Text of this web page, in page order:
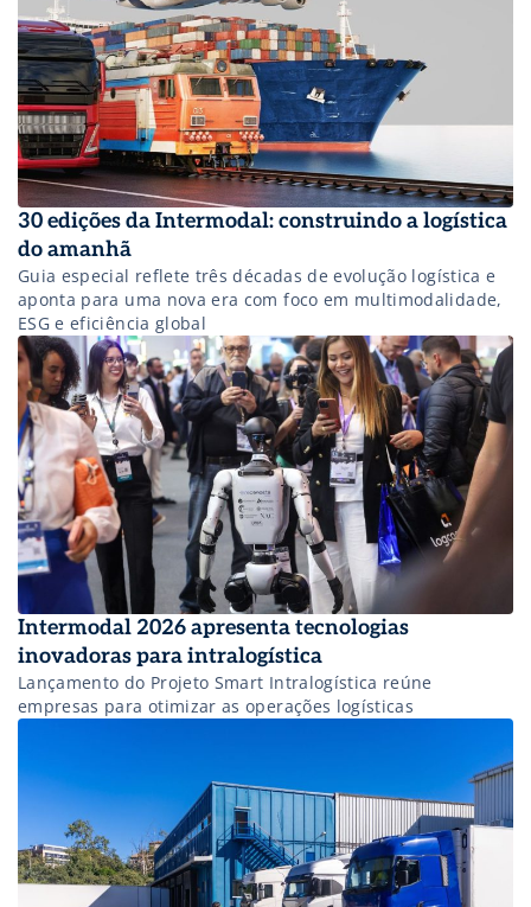
30 edições da Intermodal: construindo a logística
do amanhã
Guia especial reflete três décadas de evolução logística e
aponta para uma nova era com foco em multimodalidade,
ESG e eficiência global
Intermodal 2026 apresenta tecnologias
inovadoras para intralogística
Lançamento do Projeto Smart Intralogística reúne
empresas para otimizar as operações logísticas